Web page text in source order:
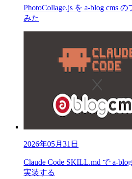
PhotoCollage.js を a-blog cms
みた
2026年05月31日
Claude Code SKILL.md で a-
実装する